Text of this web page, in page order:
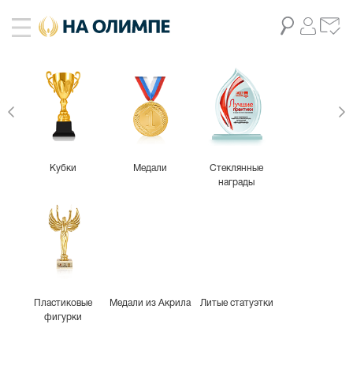
Кубки Медали
Стеклянные
награды
Пластиковые
фигурки
Медали из Акрила Литые статуэтки
живое фото